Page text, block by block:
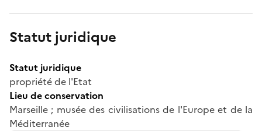
Statut juridique
Statut juridique
propriété de l'Etat
Lieu de conservation
Marseille ; musée des civilisations de l'Europe et de la
Méditerranée